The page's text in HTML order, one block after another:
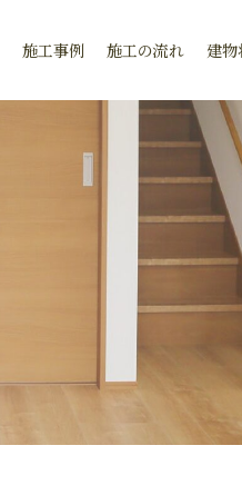
施工事例 施工の流れ 建